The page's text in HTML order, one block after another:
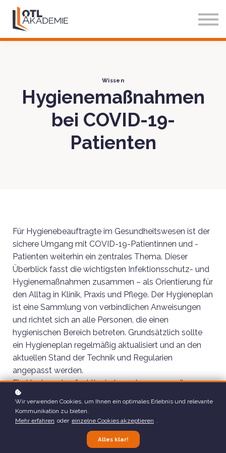
Wissen
Hygienemaßnahmen
bei COVID-19-
Patienten
Für Hygienebeauftragte im Gesundheitswesen ist der
sichere Umgang mit COVID-19-Patientinnen und -
Patienten weiterhin ein zentrales Thema. Dieser
Überblick fasst die wichtigsten Infektionsschutz- und
Hygienemaßnahmen zusammen – als Orientierung für
den Alltag in Klinik, Praxis und Pflege. Der Hygieneplan
ist eine Sammlung von verbindlichen Anweisungen
und richtet sich an alle Personen, die einen
hygienischen Bereich betreten. Grundsätzlich sollte
ein Hygieneplan regelmäßig aktualisiert und an den
aktuellen Stand der Technik und Regularien
angepasst werden.
Ein Hygieneplan funktioniert nur dann, wenn dieser
auch bei allen Mitarbeitern bekannt ist und die
Vorgaben konsequent umgesetzt werden. Deshalb ist
eine regelmäßige Unterweisung, mindestens einmal
im Jahr, nötig. Unterjährig eingestellte Mitarbeiter und
externe Personen sollten zusätzlich auf den
Wir verwenden Cookies, um Ihnen ein optimales Erlebnis und relevante
Kommunikation zu bieten.
Mehr erfahren oder einzelne Cookies akzeptieren .
Alles klar!